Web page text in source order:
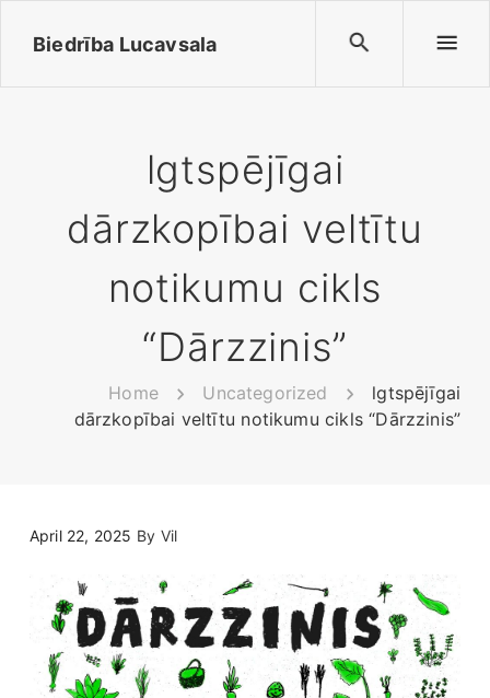
Biedrība Lucavsala
lgtspējīgai
dārzkopībai veltītu
notikumu cikls
“Dārzzinis”
Home Uncategorized
lgtspējīgai
dārzkopībai veltītu notikumu cikls “Dārzzinis”
April 22, 2025 By Vil